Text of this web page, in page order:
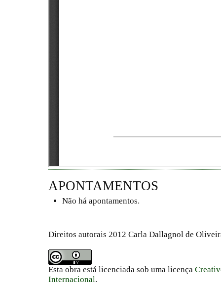
APONTAMENTOS
Não há apontamentos.
Direitos autorais 2012 Carla Dallagnol de
Esta obra está licenciada sob uma licença
Internacional.